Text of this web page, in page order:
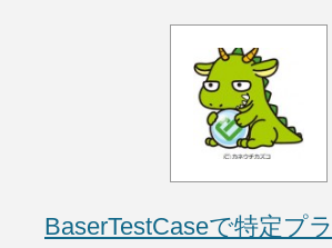
BaserTestCaseで特定プ